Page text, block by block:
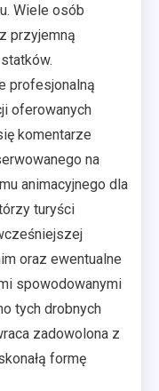
Wiele osób
przyjemną
profesjonalną
oferowanych
komentarze
na
animacyjnego dla
turyści
oraz ewentualne
spowodowanymi
tych drobnych
zadowolona z
formę